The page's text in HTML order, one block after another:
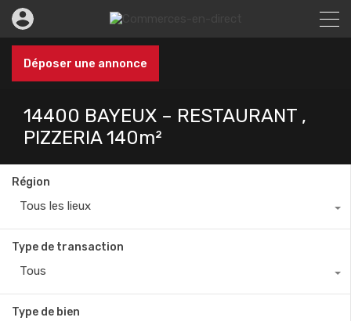
Déposer une annonce
14400 BAYEUX – RESTAURANT ,
PIZZERIA 140m²
Région
Tous les lieux
Type de transaction
Tous
Type de bien